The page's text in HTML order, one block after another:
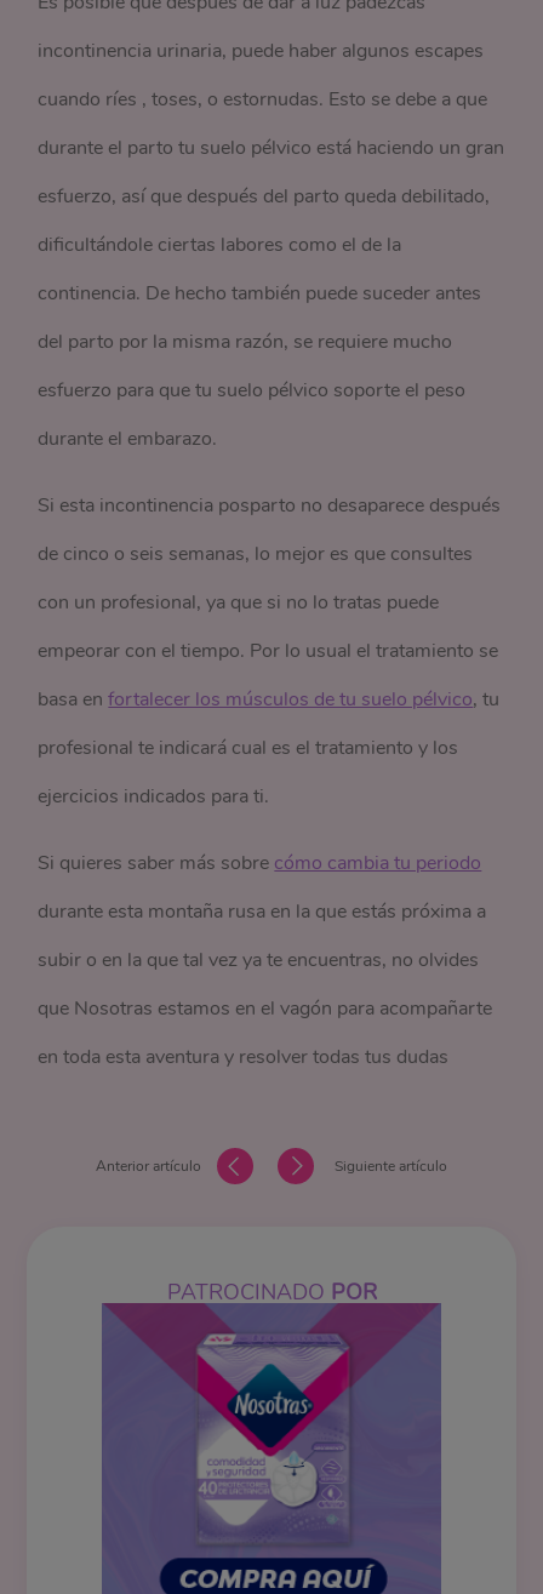
incontinencia urinaria, puede haber algunos escapes
cuando ríes , toses, o estornudas. Esto se debe a que
durante el parto tu suelo pélvico está haciendo un gran
esfuerzo, así que después del parto queda debilitado,
dificultándole ciertas labores como el de la
continencia. De hecho también puede suceder antes
del parto por la misma razón, se requiere mucho
esfuerzo para que tu suelo pélvico soporte el peso
durante el embarazo.
Si esta incontinencia posparto no desaparece después
de cinco o seis semanas, lo mejor es que consultes
con un profesional, ya que si no lo tratas puede
empeorar con el tiempo. Por lo usual el tratamiento se
basa enfortalecer los músculos de tu suelo pélvico, tu
profesional te indicará cual es el tratamiento y los
ejercicios indicados para ti.
Si quieres saber más sobre cómo cambia tu periodo
durante esta montaña rusa en la que estás próxima a
subir o en la que tal vez ya te encuentras, no olvides
que Nosotras estamos en el vagón para acompañarte
en toda esta aventura y resolver todas tus dudas
Anterior artículo Siguiente artículo
PATROCINADO POR